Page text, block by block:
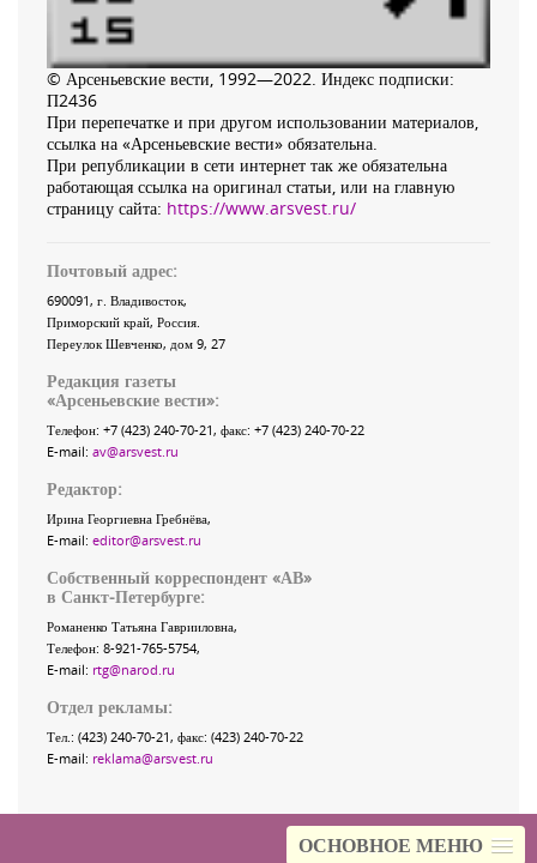
ОСНОВНОЕ МЕНЮ
© Арсеньевские вести, 1992—2022. Индекс подписки:
П2436
При перепечатке и при другом использовании материалов,
ссылка на «Арсеньевские вести» обязательна.
При републикации в сети интернет так же обязательна
работающая ссылка на оригинал статьи, или на главную
страницу сайта: https://www.arsvest.ru/
Почтовый адрес:
690091, г. Владивосток,
Приморский край, Россия
Переулок Шевченко, дом 9, 27
Редакция газеты
«Арсеньевские вести»:
Телефон: +7 (423) 240-70-21, факс: +7 (423) 240-70-22
E-mail: av@arsvest.ru
Редактор:
Ирина Георгиевна Гребнёва,
E-mail: editor@arsvest.ru
Собственный корреспондент «АВ»
в Санкт-Петербурге:
Романенко Татьяна Гаврииловна,
Телефон: 8-921-765-5754,
E-mail: rtg@narod.ru
Отдел рекламы:
Тел.: (423) 240-70-21, факс: (423) 240-70-22
E-mail: reklama@arsvest.ru